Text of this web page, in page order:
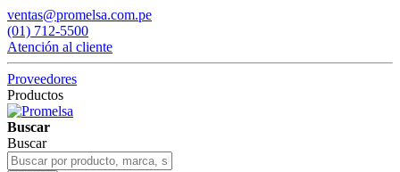
ventas@promelsa.com.pe
(01) 712-5500
Atención al cliente
Proveedores
Productos
Buscar
Buscar